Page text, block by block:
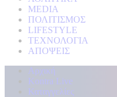
MEDIA
ΠΟΛΙΤΙΣΜΟΣ
LIFESTYLE
ΤΕΧΝΟΛΟΓΙΑ
ΑΠΟΨΕΙΣ
Αρχική
Kontra Live
Καταγγελίες